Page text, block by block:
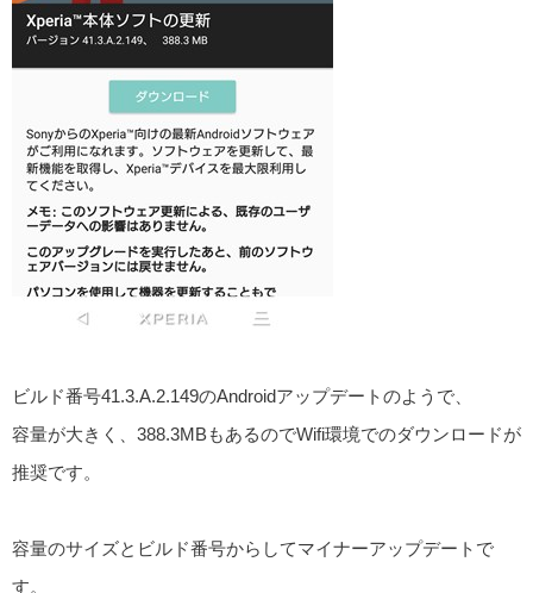
ビルド番号41.3.A.2.149のAndroidアップデートのようで、
容量が大きく、388.3MBもあるのでWifi環境でのダウンロードが
推奨です。
容量のサイズとビルド番号からしてマイナーアップデートで
す。